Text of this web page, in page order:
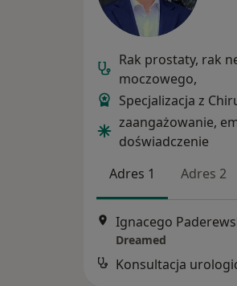
Rak prostaty, rak
moczowego,
Specjalizacja z
zaangażowanie,
doświadczenie
Adres 1
Adres 2
Ignacego
Dreamed
Konsultacja